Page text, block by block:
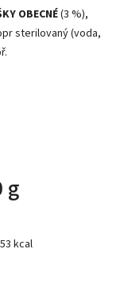
OBECNÉ(3 %),
sterilovaný (voda,
g
kcal